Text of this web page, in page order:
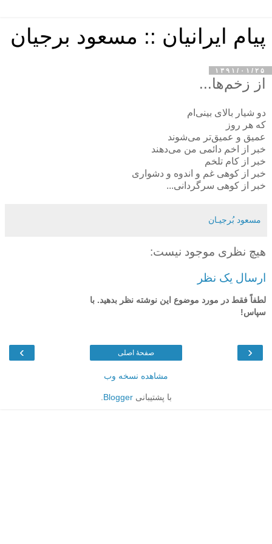
پیام ایرانیان :: مسعود برجیان
۱۳۹۱/۰۱/۲۵
از زخم‌ها...
دو شیار بالای بینی‌ام
که هر روز
عمیق و عمیق‌تر می‌شوند
خبر از اخم دائمی من می‌دهند
خبر از کام تلخم
خبر از کوهی غم و اندوه و دشواری
خبر از کوهی سرگردانی...
مسعود بُرجيـان
هیچ نظری موجود نیست:
ارسال یک نظر
لطفاً فقط در مورد موضوع این نوشته نظر بدهید. با
سپاس!
‹
› صفحهٔ اصلی
مشاهده نسخه وب
با پشتیبانیBlogger